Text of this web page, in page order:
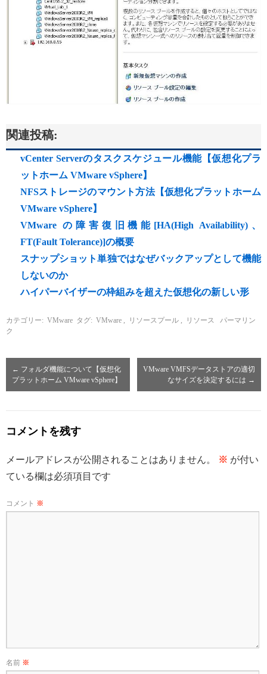
関連投稿:
vCenter Serverのタスクスケジュール機能【仮想化プラ
ットホーム VMware vSphere】
NFSストレージのマウント方法【仮想化プラットホーム
VMware vSphere】
VMware の障害復旧機能[HA(High Availability)、
FT(Fault Tolerance)]の概要
スナップショット単独ではなぜバックアップとして機能
しないのか
ハイパーバイザーの枠組みを超えた仮想化の新しい形
カテゴリー: VMware タグ: VMware , リソースプール , リソース
パーマリン
ク
← フォルダ機能について【仮想化
プラットホーム VMware vSphere】
VMware VMFSデータストアの適切
なサイズを決定するには →
コメントを残す
メールアドレスが公開されることはありません。 ※ が付い
ている欄は必須項目です
コメント ※
名前 ※